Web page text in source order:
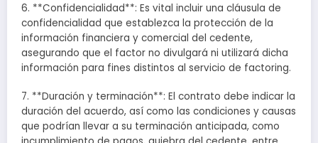
6. **Confidencialidad**: Es vital incluir una cláusula de
confidencialidad que establezca la protección de la
información financiera y comercial del cedente,
asegurando que el factor no divulgará ni utilizará dicha
información para fines distintos al servicio de factoring.
7. **Duración y terminación**: El contrato debe indicar la
duración del acuerdo, así como las condiciones y causas
que podrían llevar a su terminación anticipada, como